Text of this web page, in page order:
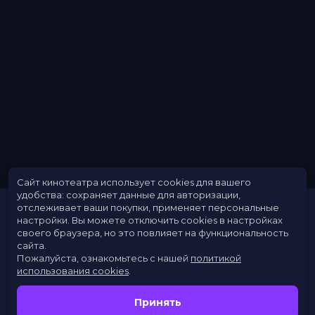
Расписание
Скоро в кино
Сайт кинотеатра использует cookies для вашего
удобства: сохраняет данные для авторизации,
отслеживает ваши покупки, применяет персональные
настройки. Вы можете отключить cookies в настройках
своего браузера, но это повлияет на функциональность
сайта.
Пожалуйста, ознакомьтесь с нашей политикой
использования cookies
Принять